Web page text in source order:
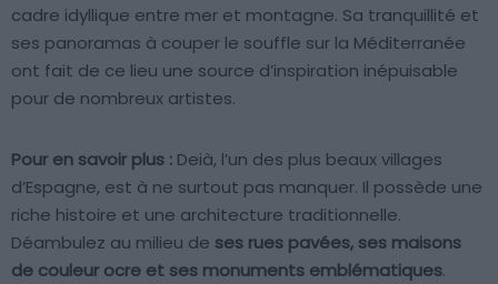
cadre idyllique entre mer et montagne. Sa tranquillité et
ses panoramas à couper le souffle sur la Méditerranée
ont fait de ce lieu une source d’inspiration inépuisable
pour de nombreux artistes.
Pour en savoir plus : Deià, l’un des plus beaux villages
d’Espagne, est à ne surtout pas manquer. Il possède une
riche histoire et une architecture traditionnelle.
Déambulez au milieu de ses rues pavées, ses maisons
de couleur ocre et ses monuments emblématiques.